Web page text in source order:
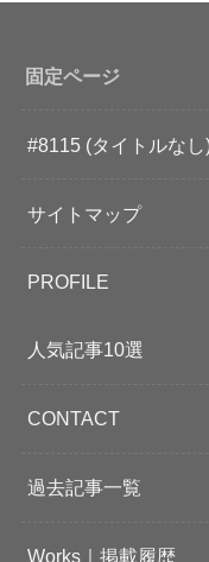
固定ページ
#8115 (タイトルなし
サイトマップ
PROFILE
人気記事10選
CONTACT
過去記事一覧
Works｜掲載履歴